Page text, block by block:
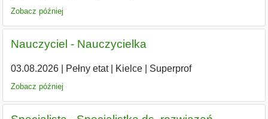
Zobacz później
Nauczyciel - Nauczycielka
03.08.2026| Pełny etat| Kielce| Superprof
Zobacz później